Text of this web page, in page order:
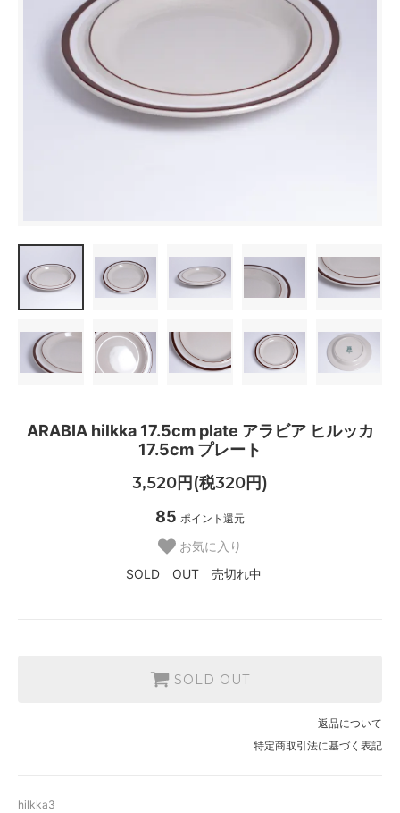
ARABIA hilkka 17.5cm plate アラビア ヒルッカ
17.5cm プレート
3,520円(税320円)
85 ポイント還元
お気に入り
SOLD OUT 売切れ中
SOLD OUT
返品について
特定商取引法に基づく表記
hilkka3